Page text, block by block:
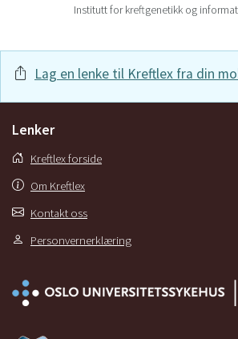
Institutt for kreftgenetikk og
Lag en lenke til Kreftlex fra din
Lenker
Kreftlex forside
Om Kreftlex
Kontakt oss
Personvernerklæring